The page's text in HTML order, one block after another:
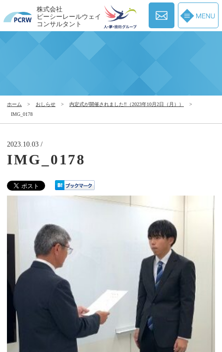
株式会社
ピーシーレールウェイ
コンサルタント
ホーム > おしらせ > 内定式が開催されました‼（2023年10月2日（月））
>
IMG_0178
2023.10.03 /
IMG_0178